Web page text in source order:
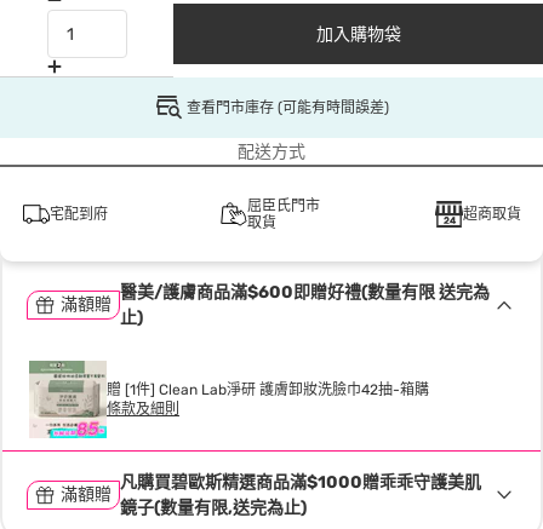
加入購物袋
查看門市庫存 (可能有時間誤差)
配送方式
宅配到府
屈臣氏門市
取貨
超商取貨
滿額贈
醫美/護膚商品滿$600即贈好禮(數量有限 送完為
止)
贈 [1件] Clean Lab淨研 護膚卸妝洗臉巾42抽-箱購
條款及細則
滿額贈
凡購買碧歐斯精選商品滿$1000贈乖乖守護美肌
鏡子(數量有限,送完為止)